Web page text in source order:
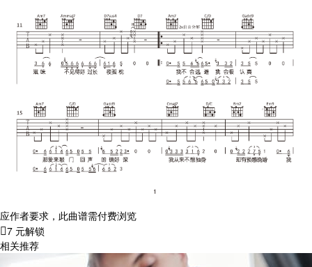
应作者要求，此曲谱需付费浏览
7 元解锁
相关推荐